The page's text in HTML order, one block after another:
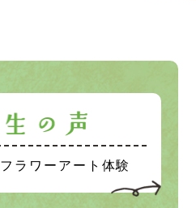
ラワーアート体験